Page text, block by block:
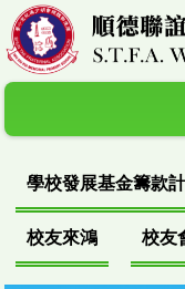
學校發展基金籌款
校友來鴻 校友